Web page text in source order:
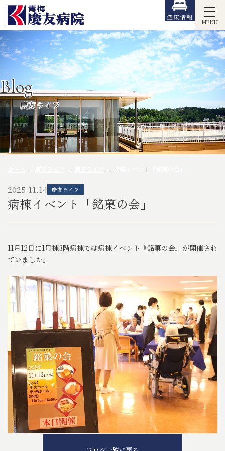
MENU
空床情報
Blog
慶友ライフ
病棟イベント「銘菓の会」
2025.11.14 慶友ライフ
病棟イベント「銘菓の会」
11月12日に1号棟3階病棟では病棟イベント『銘菓の会』が開催され
ていました。